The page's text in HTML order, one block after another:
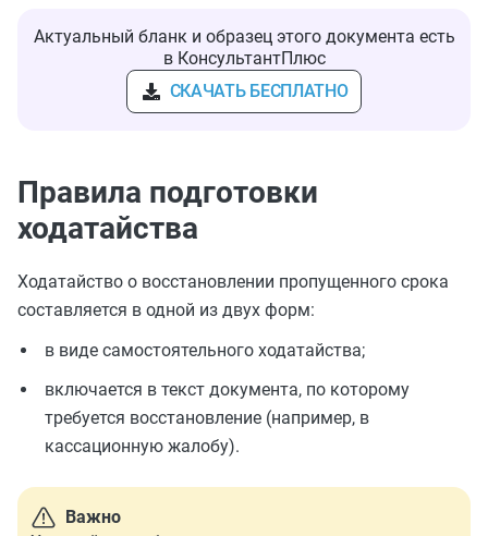
Актуальный бланк и образец этого документа есть
в КонсультантПлюс
СКАЧАТЬ БЕСПЛАТНО
Правила подготовки
ходатайства
Ходатайство о восстановлении пропущенного срока
составляется в одной из двух форм:
в виде самостоятельного ходатайства;
включается в текст документа, по которому
требуется восстановление (например, в
кассационную жалобу).
Важно